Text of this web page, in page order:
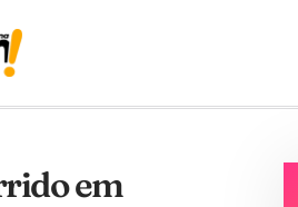
em